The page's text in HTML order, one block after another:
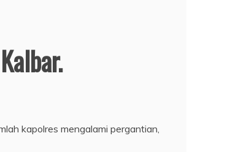
kapolres mengalami pergantian,